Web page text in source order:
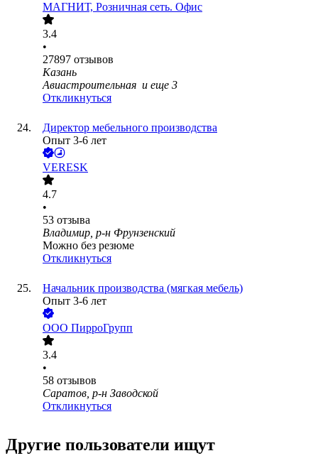
МАГНИТ, Розничная сеть. Офис
3.4
•
27897 отзывов
Казань
Авиастроительная и еще 3
Откликнуться
Директор мебельного производства
Опыт 3-6 лет
VERESK
4.7
•
53 отзыва
Владимир, р-н Фрунзенский
Можно без резюме
Откликнуться
Начальник производства (мягкая мебель)
Опыт 3-6 лет
ООО ПирроГрупп
3.4
•
58 отзывов
Саратов, р-н Заводской
Откликнуться
Другие пользователи ищут